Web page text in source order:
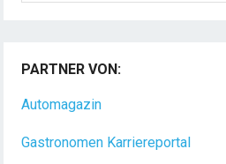
liebst[...]
PARTNER VON:
Automagazin
Gastronomen Karriereportal